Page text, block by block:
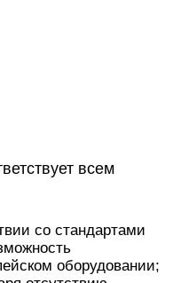
всем
со стандартами
оборудовании;